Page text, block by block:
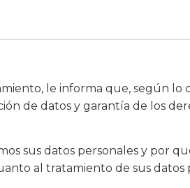
le informa que, según
de datos y garantía de los
sus datos personales y por
al tratamiento de sus datos